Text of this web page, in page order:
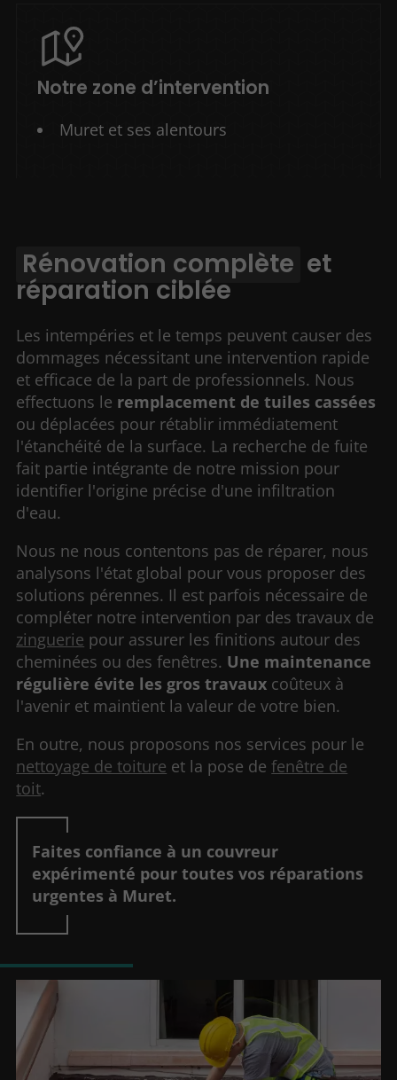
Notre zone d’intervention
Muret et ses alentours
Rénovation complète et
réparation ciblée
Les intempéries et le temps peuvent causer des
dommages nécessitant une intervention rapide
et efficace de la part de professionnels. Nous
effectuons le remplacement de tuiles cassées
ou déplacées pour rétablir immédiatement
l'étanchéité de la surface. La recherche de fuite
fait partie intégrante de notre mission pour
identifier l'origine précise d'une infiltration
d'eau.
Nous ne nous contentons pas de réparer, nous
analysons l'état global pour vous proposer des
solutions pérennes. Il est parfois nécessaire de
compléter notre intervention par des travaux de
zinguerie pour assurer les finitions autour des
cheminées ou des fenêtres. Une maintenance
régulière évite les gros travaux coûteux à
l'avenir et maintient la valeur de votre bien.
En outre, nous proposons nos services pour le
nettoyage de toiture et la pose defenêtre de
toit.
Faites confiance à un couvreur
expérimenté pour toutes vos réparations
urgentes à Muret.